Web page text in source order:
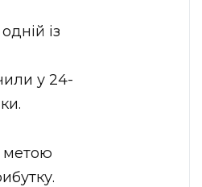
із
у 24-
метою